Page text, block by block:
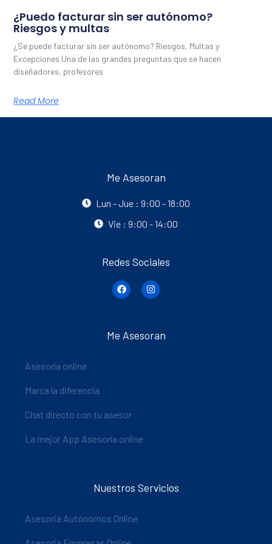
¿Puedo facturar sin ser autónomo?
Riesgos y multas
¿Se puede facturar sin ser autónomo? Riesgos, Multas y
Excepciones Una de las grandes preguntas que se hacen
diseñadores, profesores
Read More
Me Asesoran
Lun - Jue : 9:00 - 18:00
Vie : 9:00 - 14:00
Redes Sociales
Me Asesoran
Asesoría online
Marca la diferencia
Chat directo con tu asesor
La mejor App Asesoría online
Nuestros Servicios
Asesoria Autónomos Online